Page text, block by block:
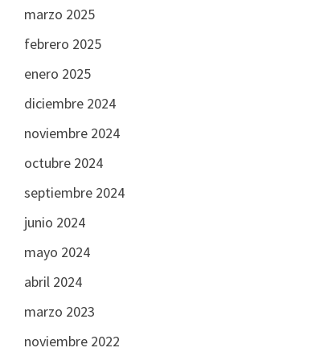
marzo 2025
febrero 2025
enero 2025
diciembre 2024
noviembre 2024
octubre 2024
septiembre 2024
junio 2024
mayo 2024
abril 2024
marzo 2023
noviembre 2022